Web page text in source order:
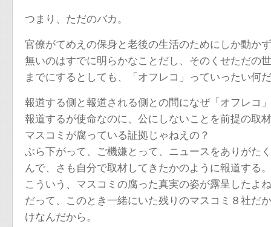
つまり、ただのバカ。
官僚がてめえの保身と老後の生活のためにしか動か
無いのはすでに明らかなことだし、そのくせただの
までにするとしても、「オフレコ」っていったい何
報道する側と報道される側との間になぜ「オフレコ
報道するが使命なのに、公にしないことを前提の取
マスコミが腐っている証拠じゃねえの？
ぶら下がって、ご機嫌とって、ニュースをありがた
んで、さも自分で取材してきたかのように報道する。
こういう、マスコミの腐った真実の姿が露呈したよ
だって、このとき一緒にいた残りのマスコミ８社だ
けなんだから。